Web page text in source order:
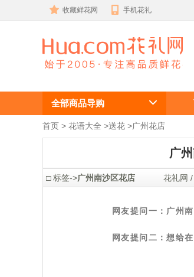
收藏鲜花网 手机花礼
广州南沙花
店，广州南沙
区哪个花店可
以网上订花并
送花上门？
全部商品导购
首页 > 花语大全 >送花 >广州花店
广
□ 标签->广州南沙区花店 花礼网 /
网友提问一：广州
网友提问二：想给